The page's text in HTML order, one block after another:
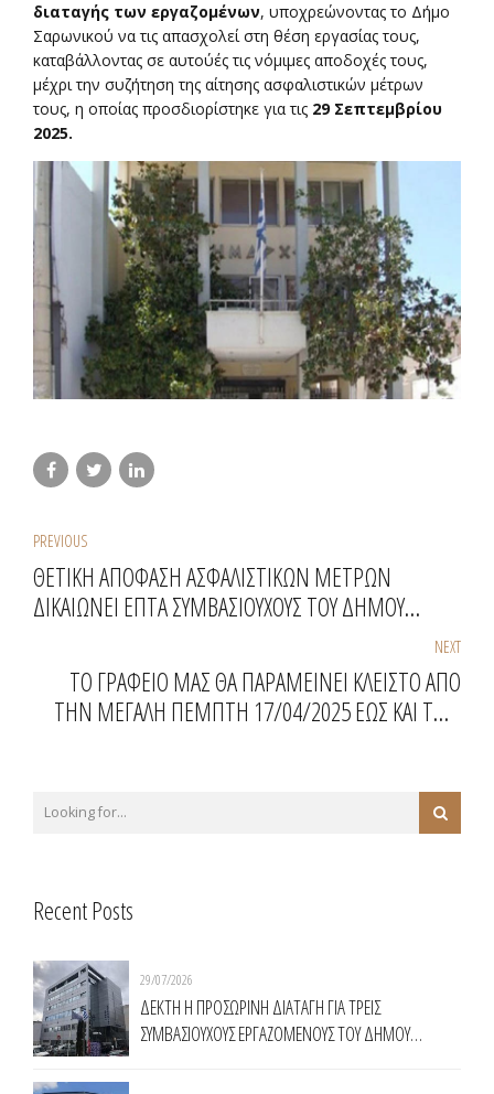
διαταγής των εργαζομένων, υποχρεώνοντας το Δήμο
Σαρωνικού να τις απασχολεί στη θέση εργασίας τους,
καταβάλλοντας σε αυτούές τις νόμιμες αποδοχές τους,
μέχρι την συζήτηση της αίτησης ασφαλιστικών μέτρων
τους, η οποίας προσδιορίστηκε για τις 29 Σεπτεμβρίου
2025.
PREVIOUS
ΘΕΤΙΚΗ ΑΠΟΦΑΣΗ ΑΣΦΑΛΙΣΤΙΚΩΝ ΜΕΤΡΩΝ
ΔΙΚΑΙΩΝΕΙ ΕΠΤΑ ΣΥΜΒΑΣΙΟΥΧΟΥΣ ΤΟΥ ΔΗΜΟΥ
NEXT
ΤΟ ΓΡΑΦΕΙΟ ΜΑΣ ΘΑ ΠΑΡΑΜΕΙΝΕΙ ΚΛΕΙΣΤΟ ΑΠΟ
ΤΗΝ ΜΕΓΑΛΗ ΠΕΜΠΤΗ 17/04/2025 ΕΩΣ ΚΑΙ ΤΗΝ
Recent Posts
29/07/2026
ΔΕΚΤΗ Η ΠΡΟΣΩΡΙΝΗ ΔΙΑΤΑΓΗ ΓΙΑ ΤΡΕΙΣ
ΣΥΜΒΑΣΙΟΥΧΟΥΣ ΕΡΓΑΖΟΜΕΝΟΥΣ ΤΟΥ ΔΗΜΟΥ